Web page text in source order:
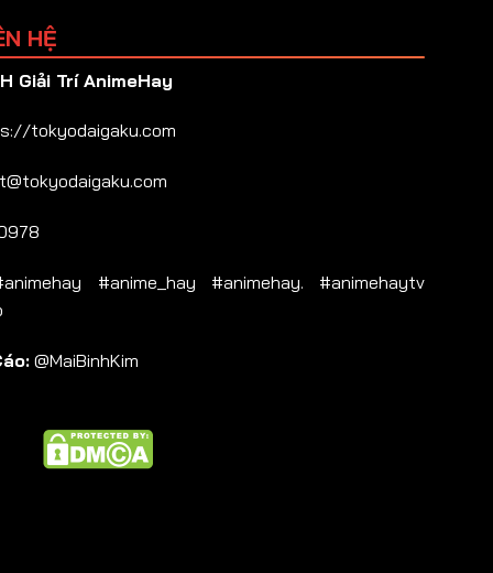
HỆ
Giải Trí AnimeHay
tokyodaigaku.com
#anime_hay #animehay. #animehaytv
@MaiBinhKim